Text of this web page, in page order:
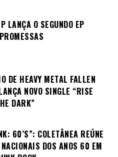
LANÇA O SEGUNDO EP
DE HEAVY METAL FALLEN
NOVO SINGLE “RISE
DARK”
60’S”: COLETÂNEA REÚNE
DOS ANOS 60 EM